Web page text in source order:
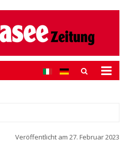
Veröffentlicht am 27. Februar 2023